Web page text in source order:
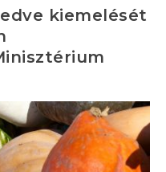
kiemelését